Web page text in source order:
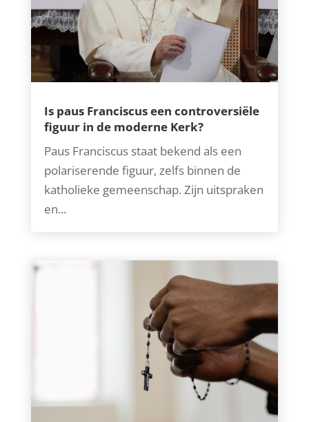
Is paus Franciscus een controversiële
figuur in de moderne Kerk?
Paus Franciscus staat bekend als een
polariserende figuur, zelfs binnen de
katholieke gemeenschap. Zijn uitspraken
en...